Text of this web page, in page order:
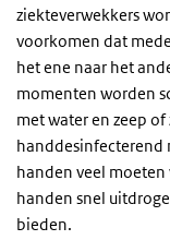
ziekteverwekkers
voorkomen dat
het ene naar het
momenten worden
met water en zeep
handdesinfecterend
handen veel
handen snel
bieden.